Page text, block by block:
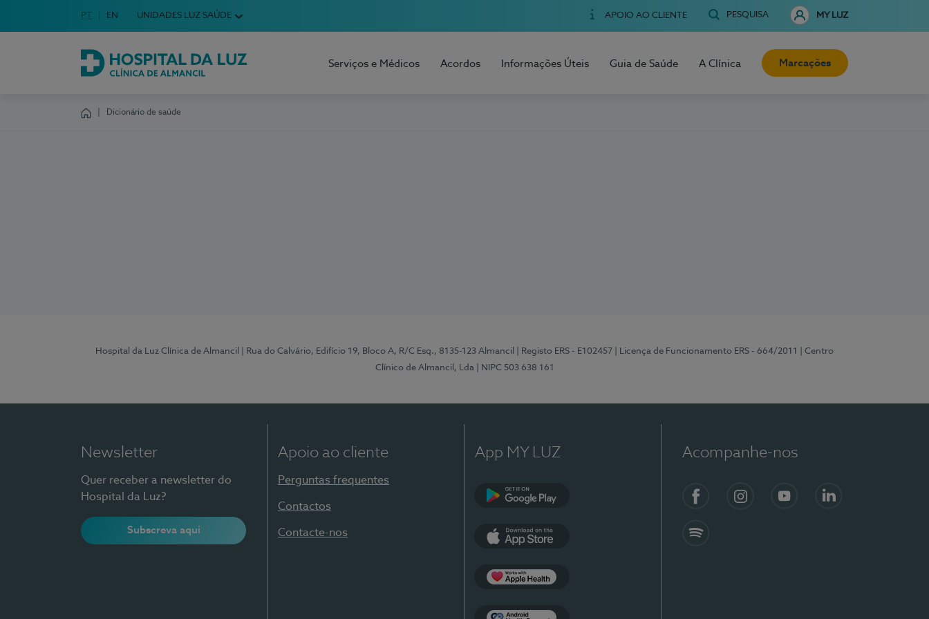
Escolha o seu idioma
Idioma em Português
PT English Language
EN UNIDADES LUZ SAÚDE APOIO AO CLIENTE PESQUISA MY LUZ
Hospital da Luz Clínica de Almancil
Serviços e Médicos Acordos Informações Úteis Guia de Saúde A Clínica Marcações
Dicionário de saúde
Hospital da Luz Clínica de Almancil | Rua do Calvário, Edifício 19, Bloco A, R/C Esq., 8135-123 Almancil | Registo ERS - E102457 | Licença de Funcionamento ERS - 664/2011
| Centro
Clínico de Almancil, Lda
| NIPC 503 638 161
Newsletter
Quer receber a newsletter do
Hospital da Luz?
Subscreva aqui
Apoio ao cliente
Perguntas frequentes
Contactos
Contacte-nos
App MY LUZ Acompanhe-nos